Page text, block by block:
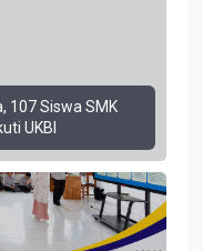
107 Siswa SMK
UKBI